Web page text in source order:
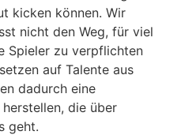
kicken können. Wir
nicht den Weg, für viel
Spieler zu verpflichten
auf Talente aus
dadurch eine
die über
geht.